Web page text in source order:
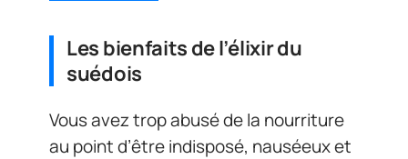
Les bienfaits de l’élixir du
suédois
Vous avez trop abusé de la nourriture
au point d’être indisposé, nauséeux et